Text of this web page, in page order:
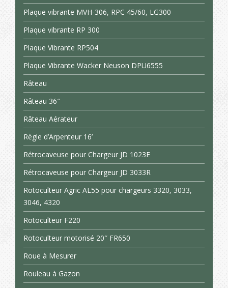
Plaque vibrante MVH-306, RPC 45/60, LG300
Plaque vibrante RP 300
Plaque Vibrante RP504
Plaque Vibrante Wacker Neuson DPU6555
Râteau
Râteau 36″
Râteau Aérateur
Règle d’Arpenteur 16’
Rétrocaveuse pour Chargeur JD 1023E
Rétrocaveuse pour Chargeur JD 3033R
Rotoculteur Agric AL55 pour chargeurs 3320, 3033,
3046, 4320
Rotoculteur F220
Rotoculteur motorisé 20″ FR650
Roue à Mesurer
Rouleau à Gazon